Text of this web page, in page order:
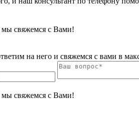
свяжемся с Вами!
на него и свяжемся с вами в
свяжемся с Вами!